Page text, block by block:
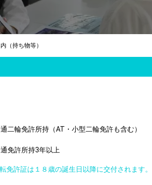
（持ち物等）
二輪免許所持（AT・小型二輪免許も含む）
免許所持3年以上
免許証は１８歳の誕生日以降に交付されます。